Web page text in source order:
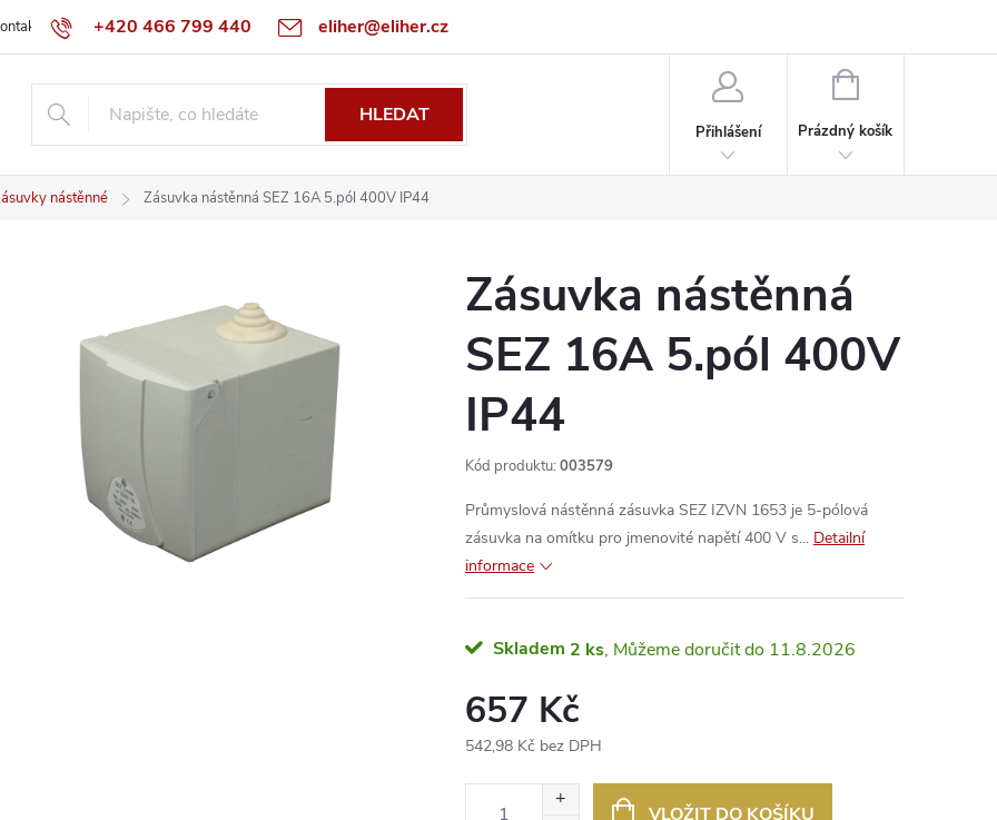
+420 466 799 440 eliher@eliher.cz
Obchodní podmínky Reklamační řád Specialista na Bordeaux
HLEDAT
Přihlášení
NÁKUPNÍ
Prázdný košík
nástěnné Zásuvka nástěnná SEZ 16A 5.pól 400V IP44
Zásuvka nástěnná
SEZ 16A 5.pól 400V
IP44
Kód produktu: 003579
Průmyslová nástěnná zásuvka SEZ IZVN 1653 je 5-pólová
zásuvka na omítku pro jmenovité napětí 400 V s... Detailní
informace
Skladem 2 ks 11.8.2026
657 Kč
542,98 Kč bez DPH
VLOŽIT DO KOŠÍKU